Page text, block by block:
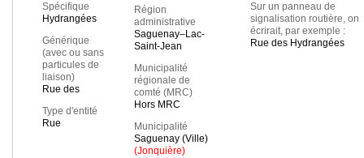
Spécifique
Hydrangées
Générique
(avec ou sans
particules de
liaison)
Rue des
Type d'entité
Rue
Région
administrative
Saguenay–Lac-
Saint-Jean
Municipalité
régionale de
comté (MRC)
Hors MRC
Municipalité
Saguenay (Ville)
(Jonquière)
Sur un panneau de
signalisation routière, on
écrirait, par exemple :
Rue des Hydrangées